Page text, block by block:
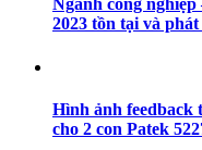
Ngành công
2023 tồn tại và
Hình ảnh feedback
cho 2 con Patek